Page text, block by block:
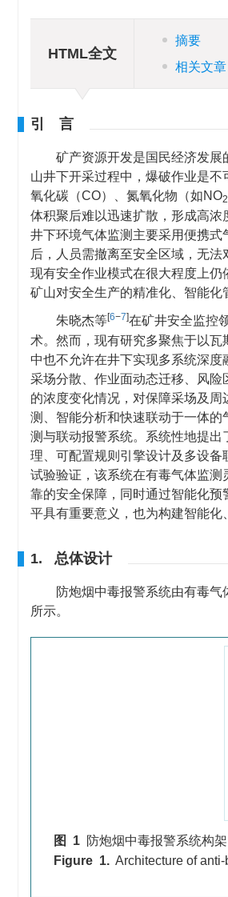
HTML全文
摘要
相关文章
引 言
矿产资源开发是国民经济发
山井下开采过程中，爆破作业是不
氧化碳（CO）、氮氧化物（如NO2
体积聚后难以迅速扩散，形成高浓
井下环境气体监测主要采用便携
后，人员需撤离至安全区域，无法
现有安全作业模式在很大程度上
矿山对安全生产的精准化、智能化
朱晓杰等[6−7]在矿井安全监控
术。然而，现有研究多聚焦于以
中也不允许在井下实现多系统深
采场分散、作业面动态迁移、风
的浓度变化情况，对保障采场及
测、智能分析和快速联动于一体
测与联动报警系统。系统性地提
理、可配置规则引擎设计及多设
试验验证，该系统在有毒气体监
靠的安全保障，同时通过智能化
平具有重要意义，也为构建智能化
1. 总体设计
防炮烟中毒报警系统由有毒
所示。
图 1 防炮烟中毒报警系统构架
Figure 1. Architecture of